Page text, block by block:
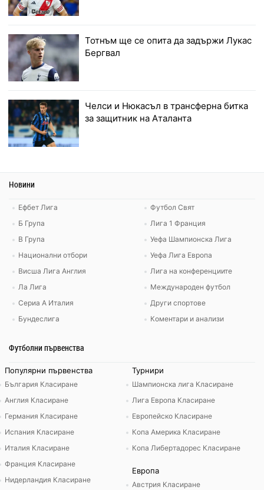
Тотнъм ще се опита да задържи Лукас
Бергвал
Челси и Нюкасъл в трансферна битка
за защитник на Аталанта
Новини
Ефбет Лига
Б Група
В Група
Национални отбори
Висша Лига Англия
Ла Лига
Сериа А Италия
Бундеслига
Футбол Свят
Лига 1 Франция
Уефа Шампионска Лига
Уефа Лига Европа
Лига на конференциите
Международен футбол
Други спортове
Коментари и анализи
Футболни първенства
Популярни първенства
България Класиране
Англия Класиране
Германия Класиране
Испания Класиране
Италия Класиране
Франция Класиране
Нидерландия Класиране
Турнири
Шампионска лига Класиране
Лига Европа Класиране
Европейско Класиране
Копа Америка Класиране
Копа Либертадорес Класиране
Европа
Австрия Класиране